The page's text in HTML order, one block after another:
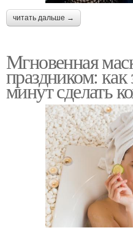
читать дальше →
Мгновенная
праздником: как
минут сделать